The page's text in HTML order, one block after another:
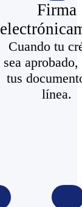
Firma
Cuando tu
sea
tus
línea.